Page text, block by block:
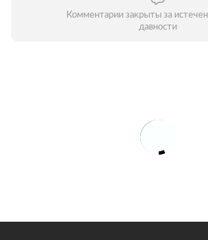
Комментарии закрыты за
давности